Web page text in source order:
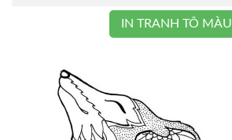
IN TRANH TÔ MÀU